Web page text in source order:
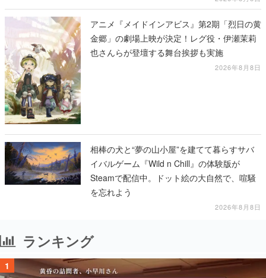
アニメ『メイドインアビス』第2期「烈日の黄
金郷」の劇場上映が決定！レグ役・伊瀬茉莉
也さんらが登壇する舞台挨拶も実施
2026年8月8日
相棒の犬と“夢の山小屋”を建てて暮らすサバ
イバルゲーム『Wild n Chill』の体験版が
Steamで配信中。ドット絵の大自然で、喧騒
を忘れよう
2026年8月8日
ランキング
1